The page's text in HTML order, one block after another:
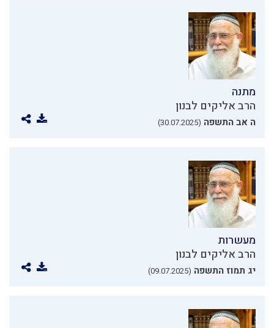
מתנה
הרב אליקים לבנון
ה אב התשפה (30.07.2025)
מעשרות
הרב אליקים לבנון
יג תמוז התשפה (09.07.2025)